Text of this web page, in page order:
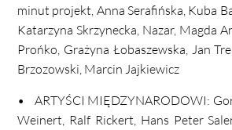
minut projekt, Anna Serafińska, Kuba
Katarzyna Skrzynecka, Nazar, Magda
Prońko, Grażyna Łobaszewska, Jan
Brzozowski, Marcin Jajkiewicz
• ARTYŚCI MIĘDZYNARODOWI:
Weinert, Ralf Rickert, Hans Peter